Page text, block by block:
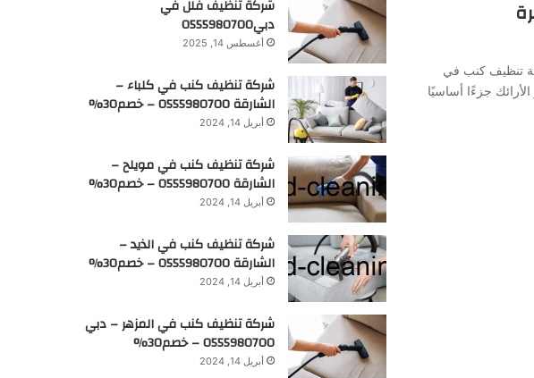
تنظيف كنب في
– خصم30% تعتبر الأرائك جزءًا أساسيًا
شركة تنظيف فلل في
دبي0555980700
أغسطس 14, 2025
شركة تنظيف كنب في كلباء –
الشارقة 0555980700 – خصم30%
أبريل 14, 2024
شركة تنظيف كنب في مويلح –
الشارقة 0555980700 – خصم30%
أبريل 14, 2024
شركة تنظيف كنب في الذيد –
الشارقة 0555980700 – خصم30%
أبريل 14, 2024
شركة تنظيف كنب في المزهر – دبي
0555980700 – خصم30%
أبريل 14, 2024